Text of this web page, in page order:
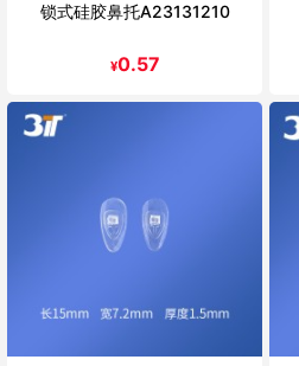
锁式硅胶鼻托A23131210
¥0.57